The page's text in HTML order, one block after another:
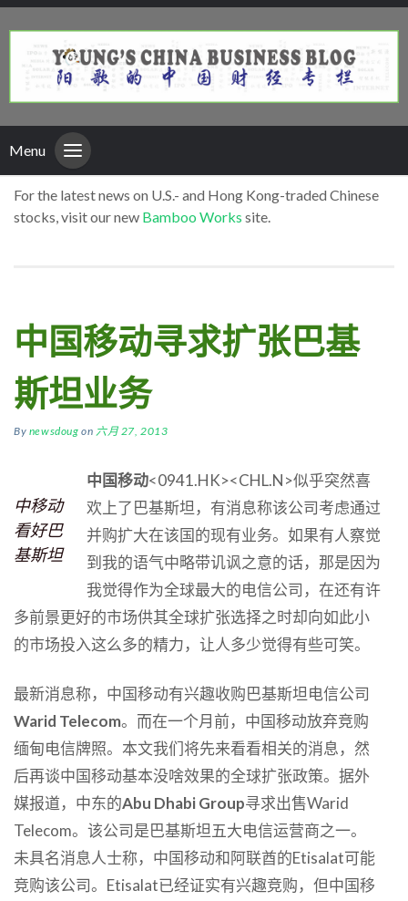
Menu
For the latest news on U.S.- and Hong Kong-traded Chinese
stocks, visit our new Bamboo Works site.
中国移动寻求扩张巴基
斯坦业务
By newsdoug on 六月 27, 2013
中移动
看好巴
基斯坦
中国移动<0941.HK><CHL.N>似乎突然喜
欢上了巴基斯坦，有消息称该公司考虑通过
并购扩大在该国的现有业务。如果有人察觉
到我的语气中略带讥讽之意的话，那是因为
我觉得作为全球最大的电信公司，在还有许
多前景更好的市场供其全球扩张选择之时却向如此小
的市场投入这么多的精力，让人多少觉得有些可笑。
最新消息称，中国移动有兴趣收购巴基斯坦电信公司
Warid Telecom。而在一个月前，中国移动放弃竞购
缅甸电信牌照。本文我们将先来看看相关的消息，然
后再谈中国移动基本没啥效果的全球扩张政策。据外
媒报道，中东的Abu Dhabi Group寻求出售Warid
Telecom。该公司是巴基斯坦五大电信运营商之一。
未具名消息人士称，中国移动和阿联酋的Etisalat可能
竞购该公司。Etisalat已经证实有兴趣竞购，但中国移